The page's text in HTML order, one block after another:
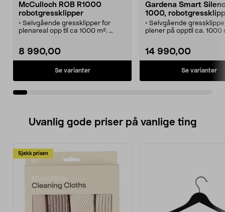
McCulloch ROB R1000
robotgressklipper
• Selvgående gressklipper for
plenareal opp til ca 1000 m².
• Enkel å installere og bruke -
tydelig LCD-display.
• Guidekabelen loser roboten til
8 990,00
Se varianter
Gardena Smart
1000,
• Selvgående
plener på opptil ca. 1000
• Med innebygd WiFi og
medfølgende gateway
til hjemmenettverket.
14 990,00
Se varianter
Uvanlig gode priser på vanlige ting
Sjekk prisen